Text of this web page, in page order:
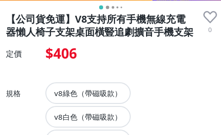
【公司貨免運】V8支持所有手機無線充電
器懶人椅子支架桌面橫豎追劇擴音手機支架
0
定價 $406
規格 v8綠色（帶磁吸款）
v8白色（帶磁吸款）